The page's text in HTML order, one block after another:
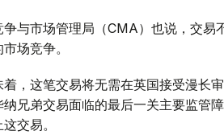
争与市场管理局（CMA）也说，交
场竞争。
着，这笔交易将无需在英国接受漫长
兄弟交易面临的最后一关主要监管
交易。